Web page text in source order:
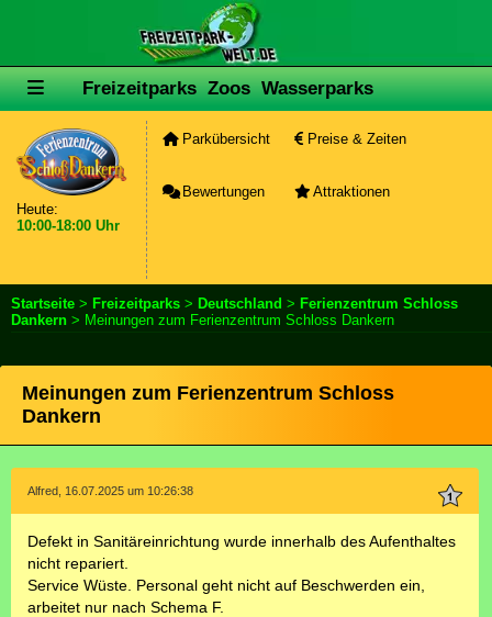
Freizeitparks Zoos Wasserparks
Heute:
10:00-18:00 Uhr
Parkübersicht Preise & Zeiten
Bewertungen Attraktionen
Startseite > Freizeitparks > Deutschland > Ferienzentrum Schloss
Dankern > Meinungen zum Ferienzentrum Schloss Dankern
Meinungen zum Ferienzentrum Schloss
Dankern
Alfred, 16.07.2025 um 10:26:38
Defekt in Sanitäreinrichtung wurde innerhalb des Aufenthaltes
nicht repariert.
Service Wüste. Personal geht nicht auf Beschwerden ein,
arbeitet nur nach Schema F.